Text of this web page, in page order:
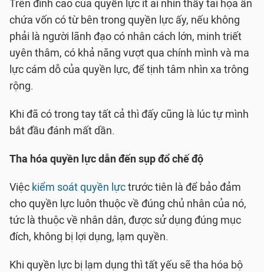
Trên đỉnh cao của quyền lực ít ai nhìn thấy tai họa ẩn
chứa vốn có từ bên trong quyền lực ấy, nếu không
phải là người lãnh đạo có nhân cách lớn, minh triết
uyên thâm, có khả năng vượt qua chính mình và ma
lực cám dỗ của quyền lực, để tịnh tâm nhìn xa trông
rộng.
Khi đã có trong tay tất cả thì đấy cũng là lúc tự mình
bắt đầu đánh mất dần.
Tha hóa quyền lực dẫn đến sụp đổ chế độ
Việc kiểm soát quyền lựctrước tiên là để bảo đảm
cho quyền lực luôn thuộc về đúng chủ nhân của nó,
tức là thuộc về nhân dân, được sử dụng đúng mục
đích, không bị lợi dụng, lạm quyền.
Khi quyền lực bị lạm dụng thì tất yếu sẽ tha hóa bộ